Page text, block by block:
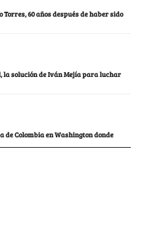
60 años después de haber sido
solución de Iván Mejía para luchar
de Colombia en Washington donde